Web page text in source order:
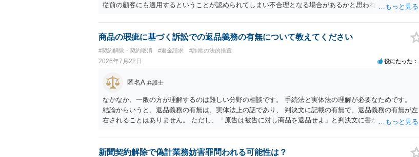
従前の顧客にも適用するということが認められてしまい不合理となる場合があるかと思われます。
商品の瑕疵に基づく訴訟での返品義務の有無について教えてください
#契約解除・契約取消 #返金請求 #詐欺の法的措置
2026年7月22日 役にたった
匿名A 弁護士
なかなか、一般の方が理解するのは難しい分野の相談です。 手続法と実体法の理解が必要なためです。
結論からいうと、返品義務の有無は、実体法上の話であり、 判決文に記載の有無で、返品義務の有無が左
右されることはありません。 ただし、「原告は被告に対し商品を返品せよ」と判決文に書かれていなくて
て、相談者さんは、商品の返品義務を負うことになります。 ただし、訴訟上何等かの形で、返品義務の有
無が争われ争点化していたが、 結論として、返品義務が存在しないというような判断が判決理由中で下さ
新聞契約解除で偽計業務妨害罪問われる可能性は？